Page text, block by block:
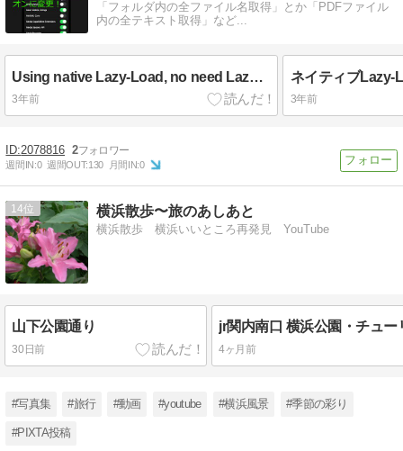
「フォルダ内の全ファイル名取得」とか「PDFファイル
内の全テキスト取得」など...
Using native Lazy-Load, no need Lazy-Load JS Library?
3年前 3年前
2078816 2
週間IN:0 週間OUT:130 月間IN:0
14 横浜散歩〜旅のあしあと
横浜散歩 横浜いいところ再発見 YouTube
山下公園通り
30日前 4ヶ月前
#写真集 #旅行 #動画 #youtube #横浜風景 #季節の彩り
#PIXTA投稿